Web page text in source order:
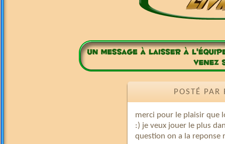
POSTÉ
merci pour le plaisir que
:) je veux jouer le plus
question on a la reponse